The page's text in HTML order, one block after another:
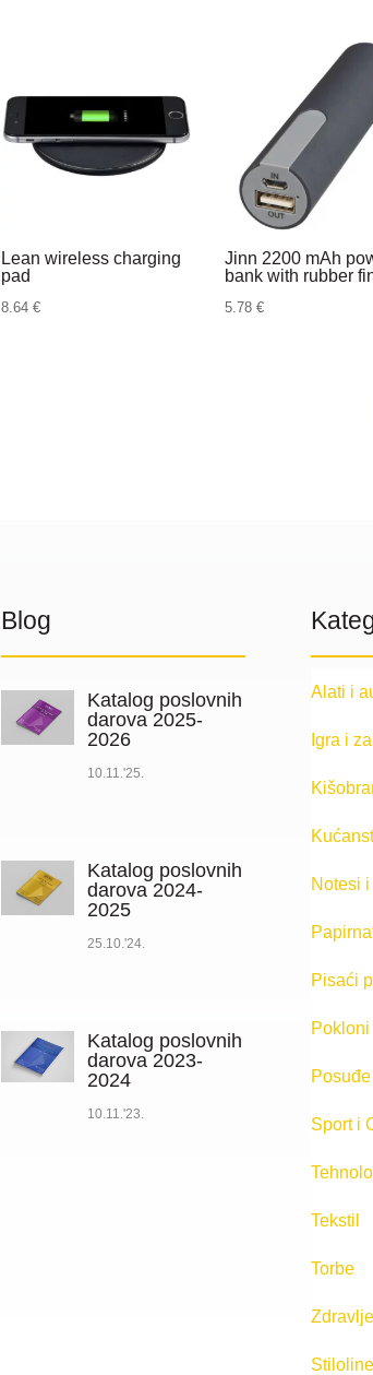
25.22 €
28.03
Lean wireless charging
pad
8.64 €
Jinn 2200 mAh
bank with rubber
5.78 €
Blog
Katalog poslovnih
darova 2025-
2026
10.11.'25.
Katalog poslovnih
darova 2024-
2025
25.10.'24.
Katalog poslovnih
darova 2023-
2024
10.11.'23.
Alati i
Igra i
Notesi
Pisaći
Pokloni
Sport i
Tekstil
Torbe